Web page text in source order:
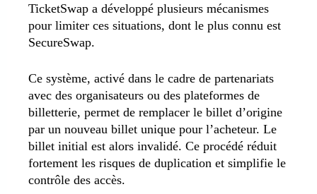
TicketSwap a développé plusieurs mécanismes
pour limiter ces situations, dont le plus connu est
SecureSwap.
Ce système, activé dans le cadre de partenariats
avec des organisateurs ou des plateformes de
billetterie, permet de remplacer le billet d’origine
par un nouveau billet unique pour l’acheteur. Le
billet initial est alors invalidé. Ce procédé réduit
fortement les risques de duplication et simplifie le
contrôle des accès.